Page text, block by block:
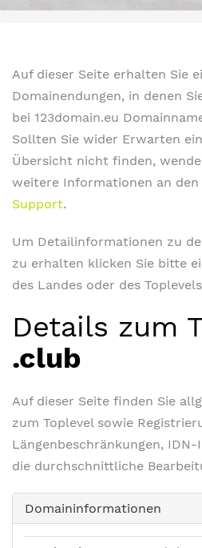
Auf dieser Seite erhalten Sie
Domainendungen, in denen
bei 123domain.eu
Sollten Sie wider Erwarten
Übersicht nicht finden,
weitere Informationen an den
Support.
Um Detailinformationen zu
zu erhalten klicken Sie bitte
des Landes oder des
Details zum
.club
Auf dieser Seite finden Sie
zum Toplevel sowie
Längenbeschränkungen,
die durchschnittliche
Domaininformationen